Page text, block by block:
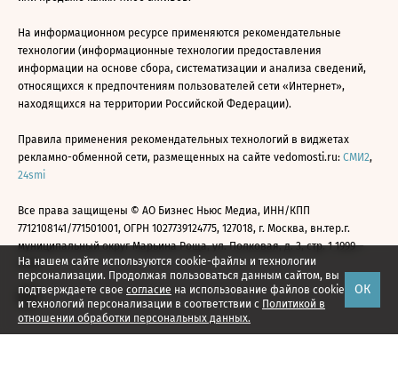
На нашем сайте используются cookie-файлы и технологии
персонализации. Продолжая пользоваться данным сайтом, вы
подтверждаете свое согласие на использование файлов cookie
и технологий персонализации в соответствии с Политикой в
отношении обработки персональных данных.
ОК
На информационном ресурсе применяются рекомендательные
технологии (информационные технологии предоставления
информации на основе сбора, систематизации и анализа сведений,
относящихся к предпочтениям пользователей сети «Интернет»,
находящихся на территории Российской Федерации).
Правила применения рекомендательных технологий в виджетах
рекламно-обменной сети, размещенных на сайте vedomosti.ru: СМИ2,
24smi
Все права защищены © АО Бизнес Ньюс Медиа, ИНН/КПП
7712108141/771501001, ОГРН 1027739124775, 127018, г. Москва, вн.тер.г.
муниципальный округ Марьина Роща, ул. Полковая, д. 3, стр. 1 1999—
2026